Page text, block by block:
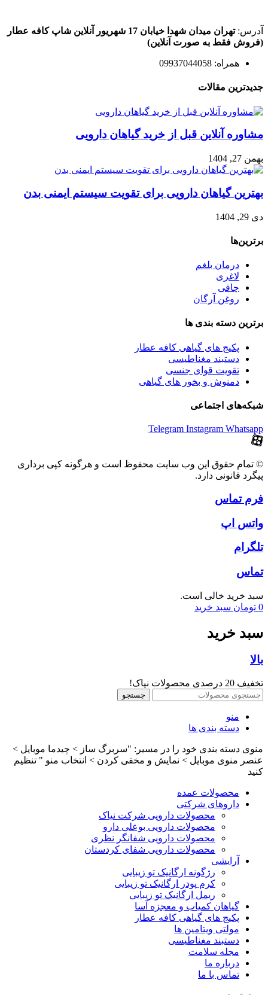
آدرس:تهران میدان شهدا خیابان 17 شهریور آنلاین شاپ کافه عطار
(فروش فقط به صورت آنلاین)
همراه: 09937044058
جدیدترین مقالات
مشاوره آنلاین قبل از خرید گیاهان دارویی
بهمن 27, 1404
بهترین گیاهان دارویی برای تقویت سیستم ایمنی بدن
دی 29, 1404
برترین‌ها
درمان بلغم
لاغری
چاقی
روغن آرگان
برترین‌ دسته بندی ها
پکیج های گیاهی کافه عطار
دستبند مغناطیسی
تقویت قوای جنسی
دمنوش و بخور های گیاهی
شبکه‌های اجتماعی
Telegram Instagram Whatsapp
© تمام حقوق این وب سایت محفوظ است و هرگونه کپی برداری
پیگرد قانونی دارد.
فرم تماس
واتس اپ
تلگرام
تماس
سبد خرید خالی است.
0 تومان سبد خرید
سبد خرید
بالا
تخفیف 20 درصدی محصولات نیاک!
جستجو
منو
دسته بندی ها
منوی دسته بندی خود را در مسیر: "سربرگ ساز > چیدما موبایل >
عنصر منوی موبایل > نمایش و مخفی کردن > انتخاب منو " تنظیم
کنید
محصولات عمده
داروهای شرکتی
محصولات دارویی شرکت نیاک
محصولات دارویی بوعلی دارو
محصولات دارویی شفانگر نظری
محصولات دارویی شفای کردستان
آرایشی
رژگونه ارگانیک تو زیبایی
کرم پودر ارگانیک تو زیبایی
ریمل ارگانیک تو زیبایی
گیاهان کمیاب و معجزه آسا
پکیج های گیاهی کافه عطار
مولتی ویتامین ها
دستبند مغناطیسی
مجله سلامت
درباره ما
تماس با ما